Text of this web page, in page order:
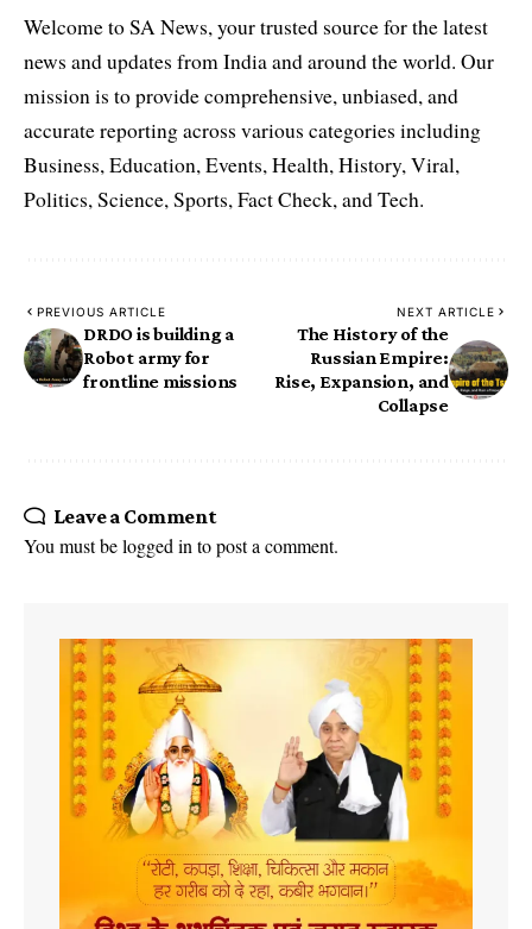
Welcome to SA News, your trusted source for the latest
news and updates from India and around the world. Our
mission is to provide comprehensive, unbiased, and
accurate reporting across various categories including
Business, Education, Events, Health, History, Viral,
Politics, Science, Sports, Fact Check, and Tech.
PREVIOUS ARTICLE
DRDO is building a
Robot army for
frontline missions
NEXT ARTICLE
The History of the
Russian Empire:
Rise, Expansion, and
Collapse
Leave a Comment
You must belogged into post a comment.